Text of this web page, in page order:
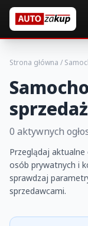
Strona główna /
sprzedaż
0 aktywnych
Przeglądaj
osób prywatnych i
sprawdzaj
sprzedawcami.